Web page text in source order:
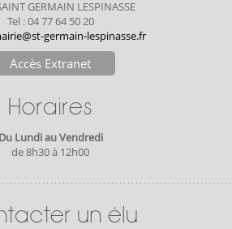
GERMAIN LESPINASSE
Tel : 04 77 64 50 20
germain-lespinasse.fr
Accès Extranet
Horaires
Du Lundi au Vendredi
de 8h30 à 12h00
un élu